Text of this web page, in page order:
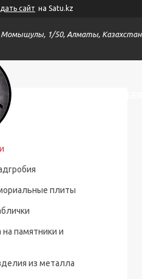
сайт на Satu.kz
Момышулы, 1/50, Алматы, Казахстан
плиты
мемориальные плиты
плиты
памятники и
из металла